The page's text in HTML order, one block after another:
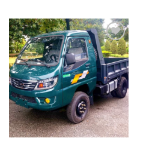
Yêu
Thích